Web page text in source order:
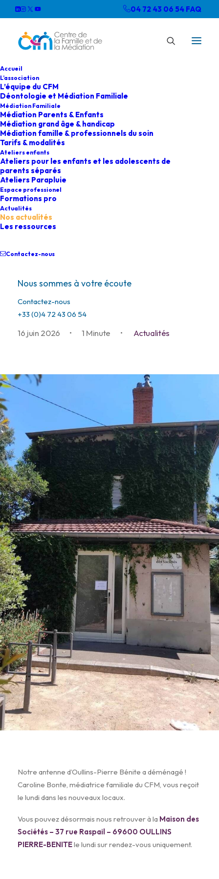
04 72 43 06 54 FAQ
Accueil
L’association
L’équipe du CFM
Déontologie et Médiation Familiale
Médiation Familiale
Médiation Parents & Enfants
Médiation grand âge & handicap
Médiation famille & professionnels du soin
Tarifs & modalités
Ateliers enfants
Ateliers pour les enfants et les adolescents de
parents séparés
Ateliers Parapluie
Espace professionel
Formations pro
Actualités
Nos actualités
Les ressources
Contactez-nous
Nous sommes à votre écoute
Contactez-nous
+33 (0)4 72 43 06 54
Antenne Oullins
16 juin 2026 • 1 Minute • Actualités
Notre antenne d’Oullins-Pierre Bénite a déménagé !
Caroline Bonte, médiatrice familiale du CFM, vous reçoit
le lundi dans les nouveaux locaux.
Vous pouvez désormais nous retrouver à la Maison des
Sociétés – 37 rue Raspail – 69600 OULLINS
PIERRE-BENITEle lundi sur rendez-vous uniquement.